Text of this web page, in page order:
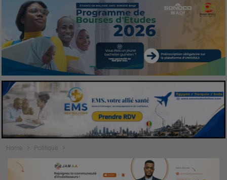
Home Politique